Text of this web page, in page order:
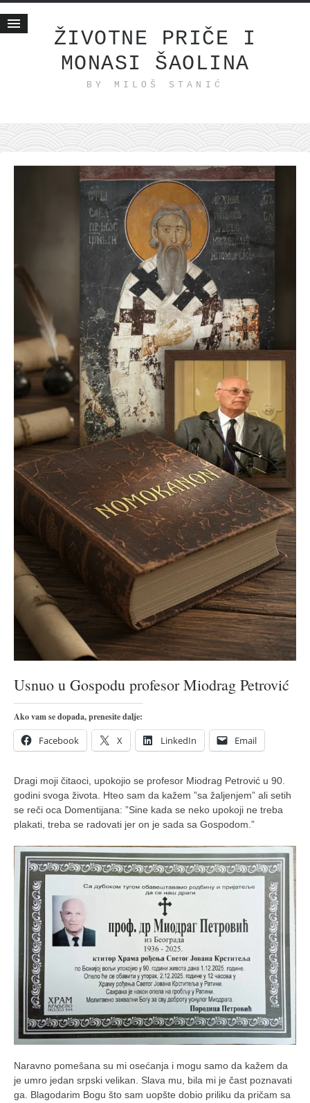
ŽIVOTNE PRIČE I
MONASI ŠAOLINA
BY MILOŠ STANIĆ
Životne priče
internet poslovanje
ishranom do zdravlja
moj haiku
momenti i mesta
bonus sadržaj
duhovni otac
pravoslavlje
zabranjena istorija
ćirilica
porodične priče
umesto tvitera
kalendar srpski
azbuki i knjige
Okinava karate
najnovije na blogu
moje beleške
istorija karatea
karate
kihon
naihanchi
kushanku
passai
temashiwari
kobudo
nunchaku
tonfa
sai
tsunami dojo
program
snimci nastupa
galerija kluba
članarina
kontakt
besplatna e-knjiga
termini treninga
moja priča
moja priča
fotke
Usnuo u Gospodu profesor Miodrag Petrović
Ako vam se dopada, prenesite dalje:
Facebook X LinkedIn Email
Dragi moji čitaoci, upokojio se profesor Miodrag Petrović u 90.
godini svoga života. Hteo sam da kažem ”sa žaljenjem” ali setih
se reči oca Domentijana: ”Sine kada se neko upokoji ne treba
plakati, treba se radovati jer on je sada sa Gospodom.”
Naravno pomešana su mi osećanja i mogu samo da kažem da
je umro jedan srpski velikan. Slava mu, bila mi je čast poznavati
ga. Blagodarim Bogu što sam uopšte dobio priliku da pričam sa